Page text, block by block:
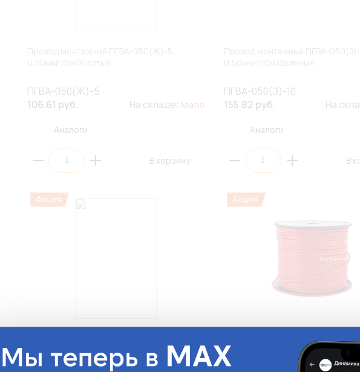
ПГВА-050(Ж)-5
106.61 руб.
На складе: Мало
Аналоги
В корзину
ПГВА-050(З)-10
155.82 руб.
На
Аналоги
В
0,50мм²/50м/Зеленый
Провод монтажный ПГВА-
0,50мм²/10м/Красный